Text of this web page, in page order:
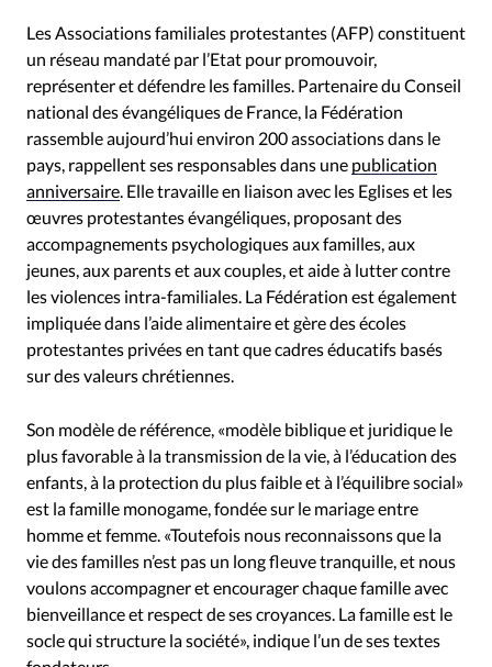
Les Associations familiales protestantes (AFP) constituent
un réseau mandaté par l’Etat pour promouvoir,
représenter et défendre les familles. Partenaire du Conseil
national des évangéliques de France, la Fédération
rassemble aujourd’hui environ 200 associations dans le
pays, rappellent ses responsables dans une publication
anniversaire. Elle travaille en liaison avec les Eglises et les
œuvres protestantes évangéliques, proposant des
accompagnements psychologiques aux familles, aux
jeunes, aux parents et aux couples, et aide à lutter contre
les violences intra-familiales. La Fédération est également
impliquée dans l’aide alimentaire et gère des écoles
protestantes privées en tant que cadres éducatifs basés
sur des valeurs chrétiennes.
Son modèle de référence, «modèle biblique et juridique le
plus favorable à la transmission de la vie, à l’éducation des
enfants, à la protection du plus faible et à l’équilibre social»
est la famille monogame, fondée sur le mariage entre
homme et femme. «Toutefois nous reconnaissons que la
vie des familles n’est pas un long fleuve tranquille, et nous
voulons accompagner et encourager chaque famille avec
bienveillance et respect de ses croyances. La famille est le
socle qui structure la société», indique l’un de ses textes